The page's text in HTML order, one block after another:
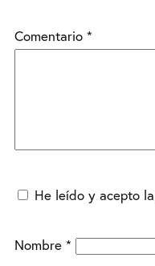
Comentario *
He leído y acepto la
Nombre *